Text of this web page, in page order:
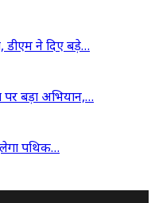
डीएम ने दिए बड़े…
बड़ा अभियान,…
पथिक…